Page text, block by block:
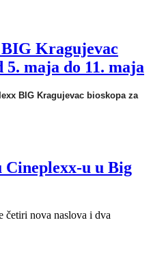
Kragujevac
5. maja do 11. maja
BIG Kragujevac bioskopa za
u u Big
četiri nova naslova i dva